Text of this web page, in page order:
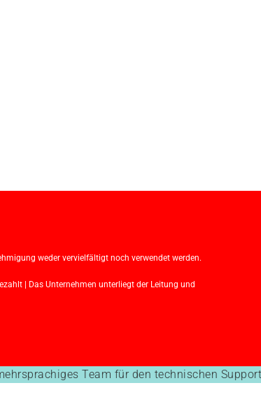
weder vervielfältigt noch verwendet werden.
| Das Unternehmen unterliegt der Leitung und
Team für den technischen